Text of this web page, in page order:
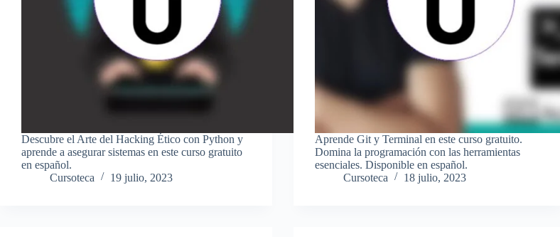
Descubre el Arte del Hacking Ético con Python y
aprende a asegurar sistemas en este curso gratuito
en español.
Cursoteca
19 julio, 2023
Aprende Git y Terminal en este curso gratuito.
Domina la programación con las herramientas
esenciales. Disponible en español.
Cursoteca
18 julio, 2023